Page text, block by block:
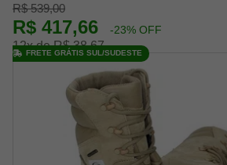
R$ 539,00
R$ 417,66 -23% OFF
12x de R$ 38,67
FRETE GRÁTIS SUL/SUDESTE